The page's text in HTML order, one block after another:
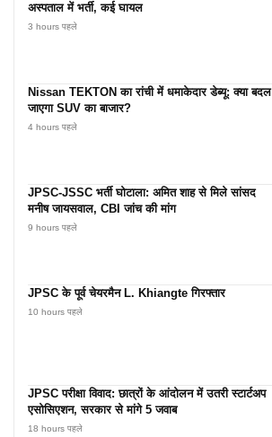
अस्पताल में भर्ती, कई घायल
3 hours पहले
Nissan TEKTON का रांची में धमाकेदार डेब्यू: क्या बदल
जाएगा SUV का बाजार?
4 hours पहले
JPSC-JSSC भर्ती घोटाला: अमित शाह से मिले सांसद
मनीष जायसवाल, CBI जांच की मांग
9 hours पहले
JPSC के पूर्व चेयरमैन L. Khiangte गिरफ्तार
10 hours पहले
JPSC परीक्षा विवाद: छात्रों के आंदोलन में उतरी स्टार्टअप
एसोसिएशन, सरकार से मांगे 5 जवाब
18 hours पहले